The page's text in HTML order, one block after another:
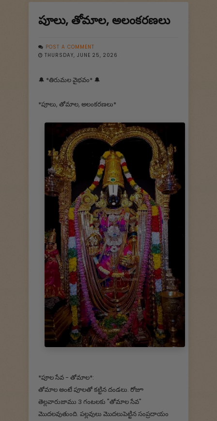
పూలు, తోమాల, అలంకరణలు
POST A COMMENT
THURSDAY, JUNE 25, 2026
🔔 *తిరుమల వైభవం* 🔔
*పూలు, తోమాల, అలంకరణలు*
*పూల సేవ - తోమాల*:
తోమాల అంటే పూలతో కట్టిన దండలు. రోజూ
తెల్లవారుజాము 3 గంటలకు "తోమాల సేవ"
మొదలవుతుంది. పల్లవులు మొదలుపెట్టిన సంప్రదాయం